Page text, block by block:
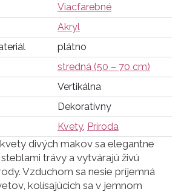
Viacfarebné
Akryl
plátno
stredná (50 – 70 cm)
Vertikálna
Dekoratívny
Kvety, Príroda
divých makov sa elegantne
trávy a vytvárajú živú
Vzduchom sa nesie príjemná
kolísajúcich sa v jemnom